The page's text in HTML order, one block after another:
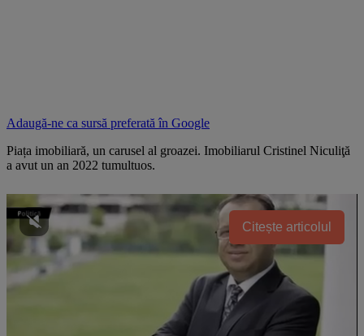
Adaugă-ne ca sursă preferată în Google
Piața imobiliară, un carusel al groazei. Imobiliarul Cristinel Niculiţă
a avut un an 2022 tumultuos.
Citește articolul